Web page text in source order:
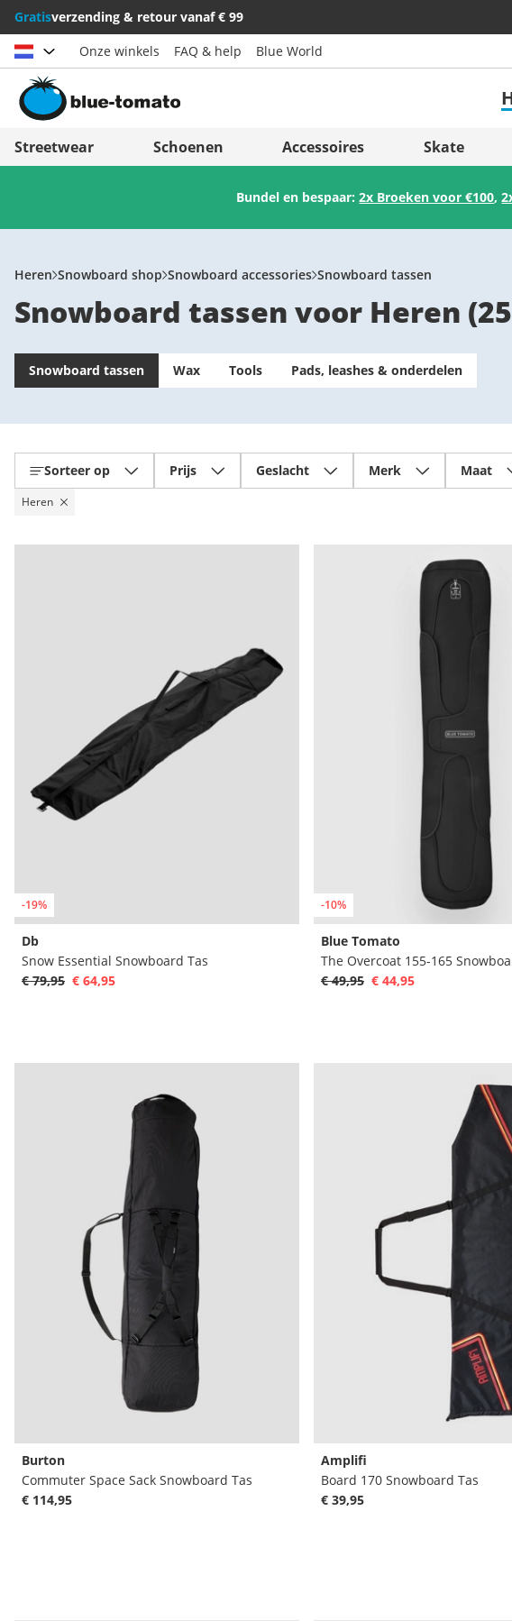
Gratisverzending & retour vanaf € 99
Land kiezen
Österreich
Svizzera (Italiano)
France
Italia (Italiano)
Italien (Deutsch)
Suomi
United Kingdom
Slovenija
België
Danmark
Norge
Onze winkels FAQ & help Blue World
Streetwear Schoenen Accessoires Skate
Bundel en bespaar:2x Broeken voor €100,
Heren Snowboard shop Snowboard accessories Snowboard tassen
Snowboard tassen voor Heren (25
Snowboard tassen Wax Tools Pads, leashes & onderdelen
Sorteer op Prijs Geslacht Merk Maat
Heren
-19%
Db
Snow Essential Snowboard Tas
€ 79,95 € 64,95
-10%
Blue Tomato
The Overcoat 155-165
€ 49,95 € 44,95
Burton
Commuter Space Sack Snowboard Tas
€ 114,95
Amplifi
Board 170 Snowboard Tas
€ 39,95